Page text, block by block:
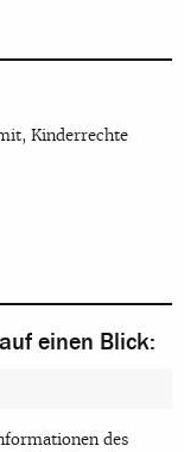
Kinderrechte
einen Blick:
des